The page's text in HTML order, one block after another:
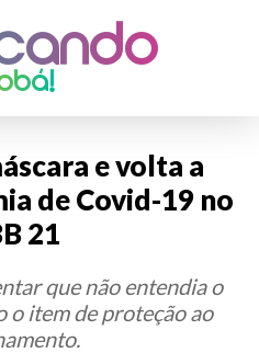
e volta a
de Covid-19 no
21
que não entendia o
o item de proteção ao